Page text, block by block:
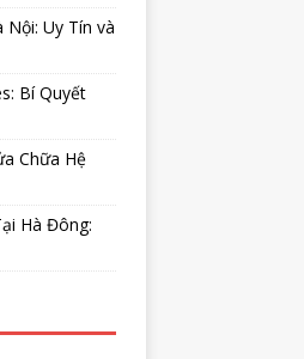
Nội: Uy Tín và
Bí Quyết
Chữa Hệ
Hà Đông: